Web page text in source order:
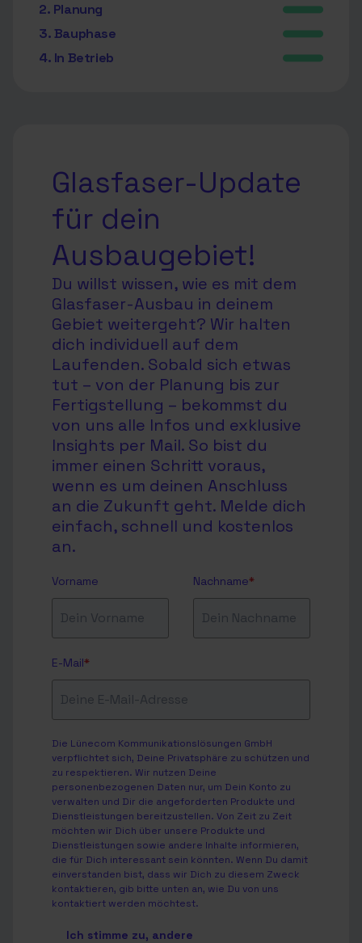
2. Planung
3. Bauphase
4. In Betrieb
Glasfaser-Update
für dein
Ausbaugebiet!
Du willst wissen, wie es mit dem
Glasfaser-Ausbau in deinem
Gebiet weitergeht? Wir halten
dich individuell auf dem
Laufenden. Sobald sich etwas
tut – von der Planung bis zur
Fertigstellung – bekommst du
von uns alle Infos und exklusive
Insights per Mail. So bist du
immer einen Schritt voraus,
wenn es um deinen Anschluss
an die Zukunft geht. Melde dich
einfach, schnell und kostenlos
an.
Vorname Nachname*
E-Mail*
Die Lünecom Kommunikationslösungen GmbH
verpflichtet sich, Deine Privatsphäre zu schützen und
zu respektieren. Wir nutzen Deine
personenbezogenen Daten nur, um Dein Konto zu
verwalten und Dir die angeforderten Produkte und
Dienstleistungen bereitzustellen. Von Zeit zu Zeit
möchten wir Dich über unsere Produkte und
Dienstleistungen sowie andere Inhalte informieren,
die für Dich interessant sein könnten. Wenn Du damit
einverstanden bist, dass wir Dich zu diesem Zweck
kontaktieren, gib bitte unten an, wie Du von uns
kontaktiert werden möchtest.
Ich stimme zu, andere